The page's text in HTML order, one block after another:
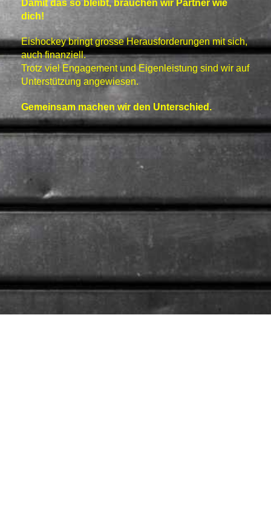
Damit das so bleibt, brauchen wir Partner wie
dich!
Eishockey bringt grosse Herausforderungen mit sich,
auch finanziell.
Trotz viel Engagement und Eigenleistung sind wir auf
Unterstützung angewiesen.
Gemeinsam machen wir den Unterschied.